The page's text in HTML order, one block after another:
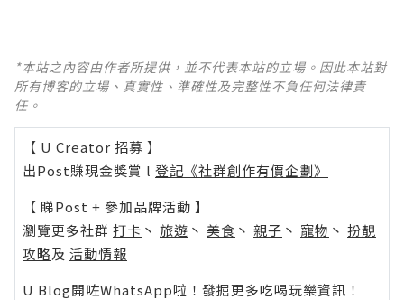
*本站之內容由作者所提供，並不代表本站的立場。因此本站對
所有博客的立場、真實性、準確性及完整性不負任何法律責
任。
【 U Creator 招募 】
出Post賺現金獎賞 l 登記《社群創作有價企劃》
【 睇Post + 參加品牌活動 】
瀏覽更多社群 打卡 丶 旅遊 丶 美食 丶 親子 丶 寵物 丶 扮靚
攻略及 活動情報
U Blog開咗WhatsApp啦！發掘更多吃喝玩樂資訊！